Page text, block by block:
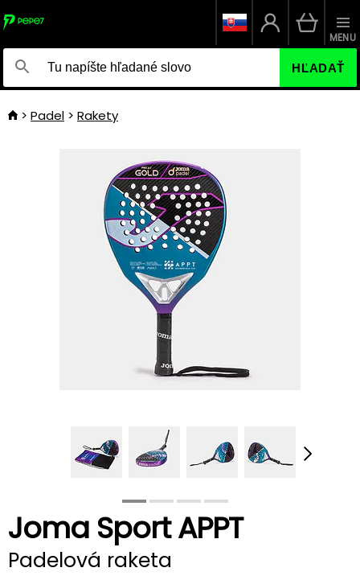
HĽADAŤ
MENU
Padel Rakety
Joma Sport APPT
Padelová raketa